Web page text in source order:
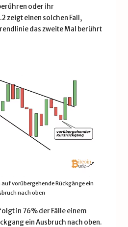
oder ihr
zeigt einen solchen Fall,
das zweite Mal berührt
vorübergehende Rückgänge ein
nach oben
in 76% der Fälle einem
ein Ausbruch nach oben.